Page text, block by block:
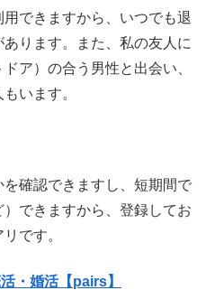
できますから、いつでも退
ります。また、私の友人に
ア）の合う男性と出会い、
います。
確認できますし、短期間で
できますから、登録してお
です。
・婚活【pairs】